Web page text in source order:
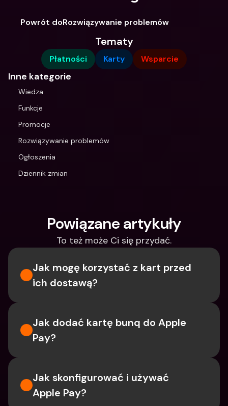
Powrót doRozwiązywanie problemów
Tematy
Płatności Karty Wsparcie
Inne kategorie
Wiedza
Funkcje
Promocje
Rozwiązywanie problemów
Ogłoszenia
Dziennik zmian
Powiązane artykuły
To też może Ci się przydać.
Jak mogę korzystać z kart przed
ich dostawą?
Jak dodać kartę bunq do Apple
Pay?
Jak skonfigurować i używać
Apple Pay?